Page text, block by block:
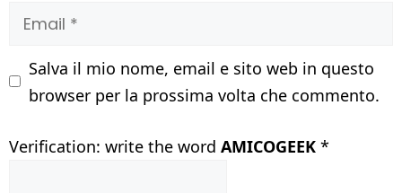
Email
Salva il mio nome, email e sito web in questo
browser per la prossima volta che commento.
Verification: write the word AMICOGEEK *